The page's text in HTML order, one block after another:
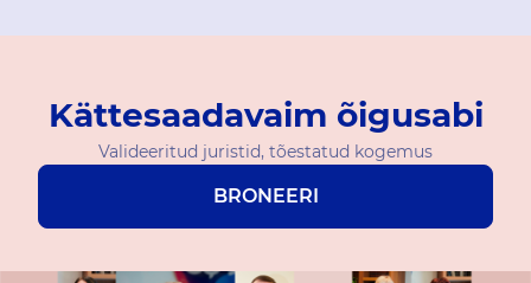
Kättesaadavaim õigusabi
Valideeritud juristid, tõestatud kogemus
BRONEERI